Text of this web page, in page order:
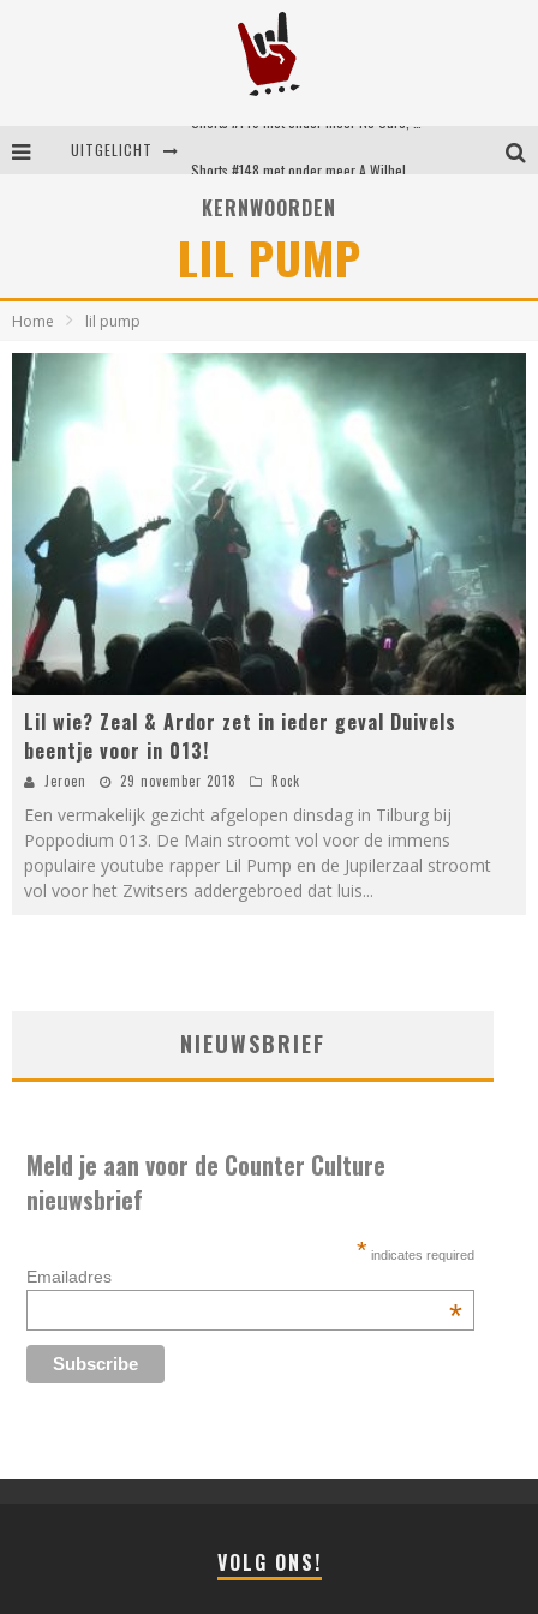
UITGELICHT
KERNWOORDEN
LIL PUMP
Home lil pump
Lil wie? Zeal & Ardor zet in ieder geval Duivels
beentje voor in 013!
Jeroen 29 november 2018 Rock
Een vermakelijk gezicht afgelopen dinsdag in Tilburg bij
Poppodium 013. De Main stroomt vol voor de immens
populaire youtube rapper Lil Pump en de Jupilerzaal stroomt
vol voor het Zwitsers addergebroed dat luis...
NIEUWSBRIEF
Meld je aan voor de Counter Culture
nieuwsbrief
* indicates required
Emailadres
*
VOLG ONS!